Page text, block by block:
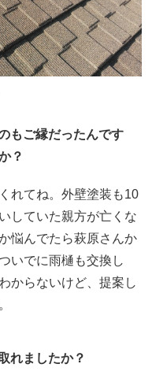
もご縁だったんです
？
れてね。外壁塗装も10
していた親方が亡くな
悩んでたら萩原さんか
いでに雨樋も交換し
からないけど、提案し
れましたか？